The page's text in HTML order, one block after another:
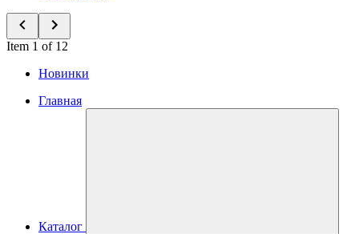
Item 1 of 12
Новинки
Главная
Каталог